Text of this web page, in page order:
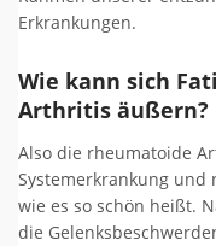
Erkrankungen.
Wie kann sich
Arthritis äußern?
Also die rheumatoide
Systemerkrankung und
wie es so schön heißt.
die